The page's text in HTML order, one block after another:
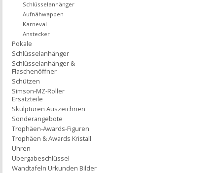
Schlüsselanhänger
Aufnähwappen
Karneval
Anstecker
Pokale
Schlüsselanhänger
Schlüsselanhänger &
Flaschenöffner
Schützen
Simson-MZ-Roller
Ersatzteile
Skulpturen Auszeichnen
Sonderangebote
Trophäen-Awards-Figuren
Trophäen & Awards Kristall
Uhren
Übergabeschlüssel
Wandtafeln Urkunden Bilder